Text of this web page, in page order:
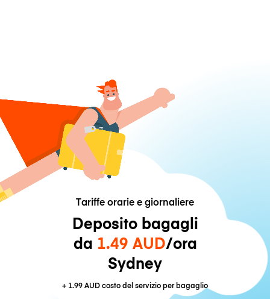
Tariffe orarie e giornaliere
Deposito bagagli
da 1.49 AUD/ora
Sydney
+ 1.99 AUDcosto del servizio per bagaglio